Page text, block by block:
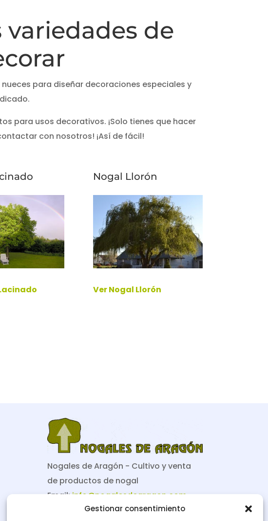
Gestionar consentimiento
de
para diseñar decoraciones especiales y
para usos decorativos. ¡Solo tienes que hacer
con nosotros! ¡Así de fácil!
Nogal Llorón
Ver Nogal Llorón
Nogales de Aragón - Cultivo y venta
de productos de nogal
Email:info@nogalesdearagon.com
Teléfono:661738845